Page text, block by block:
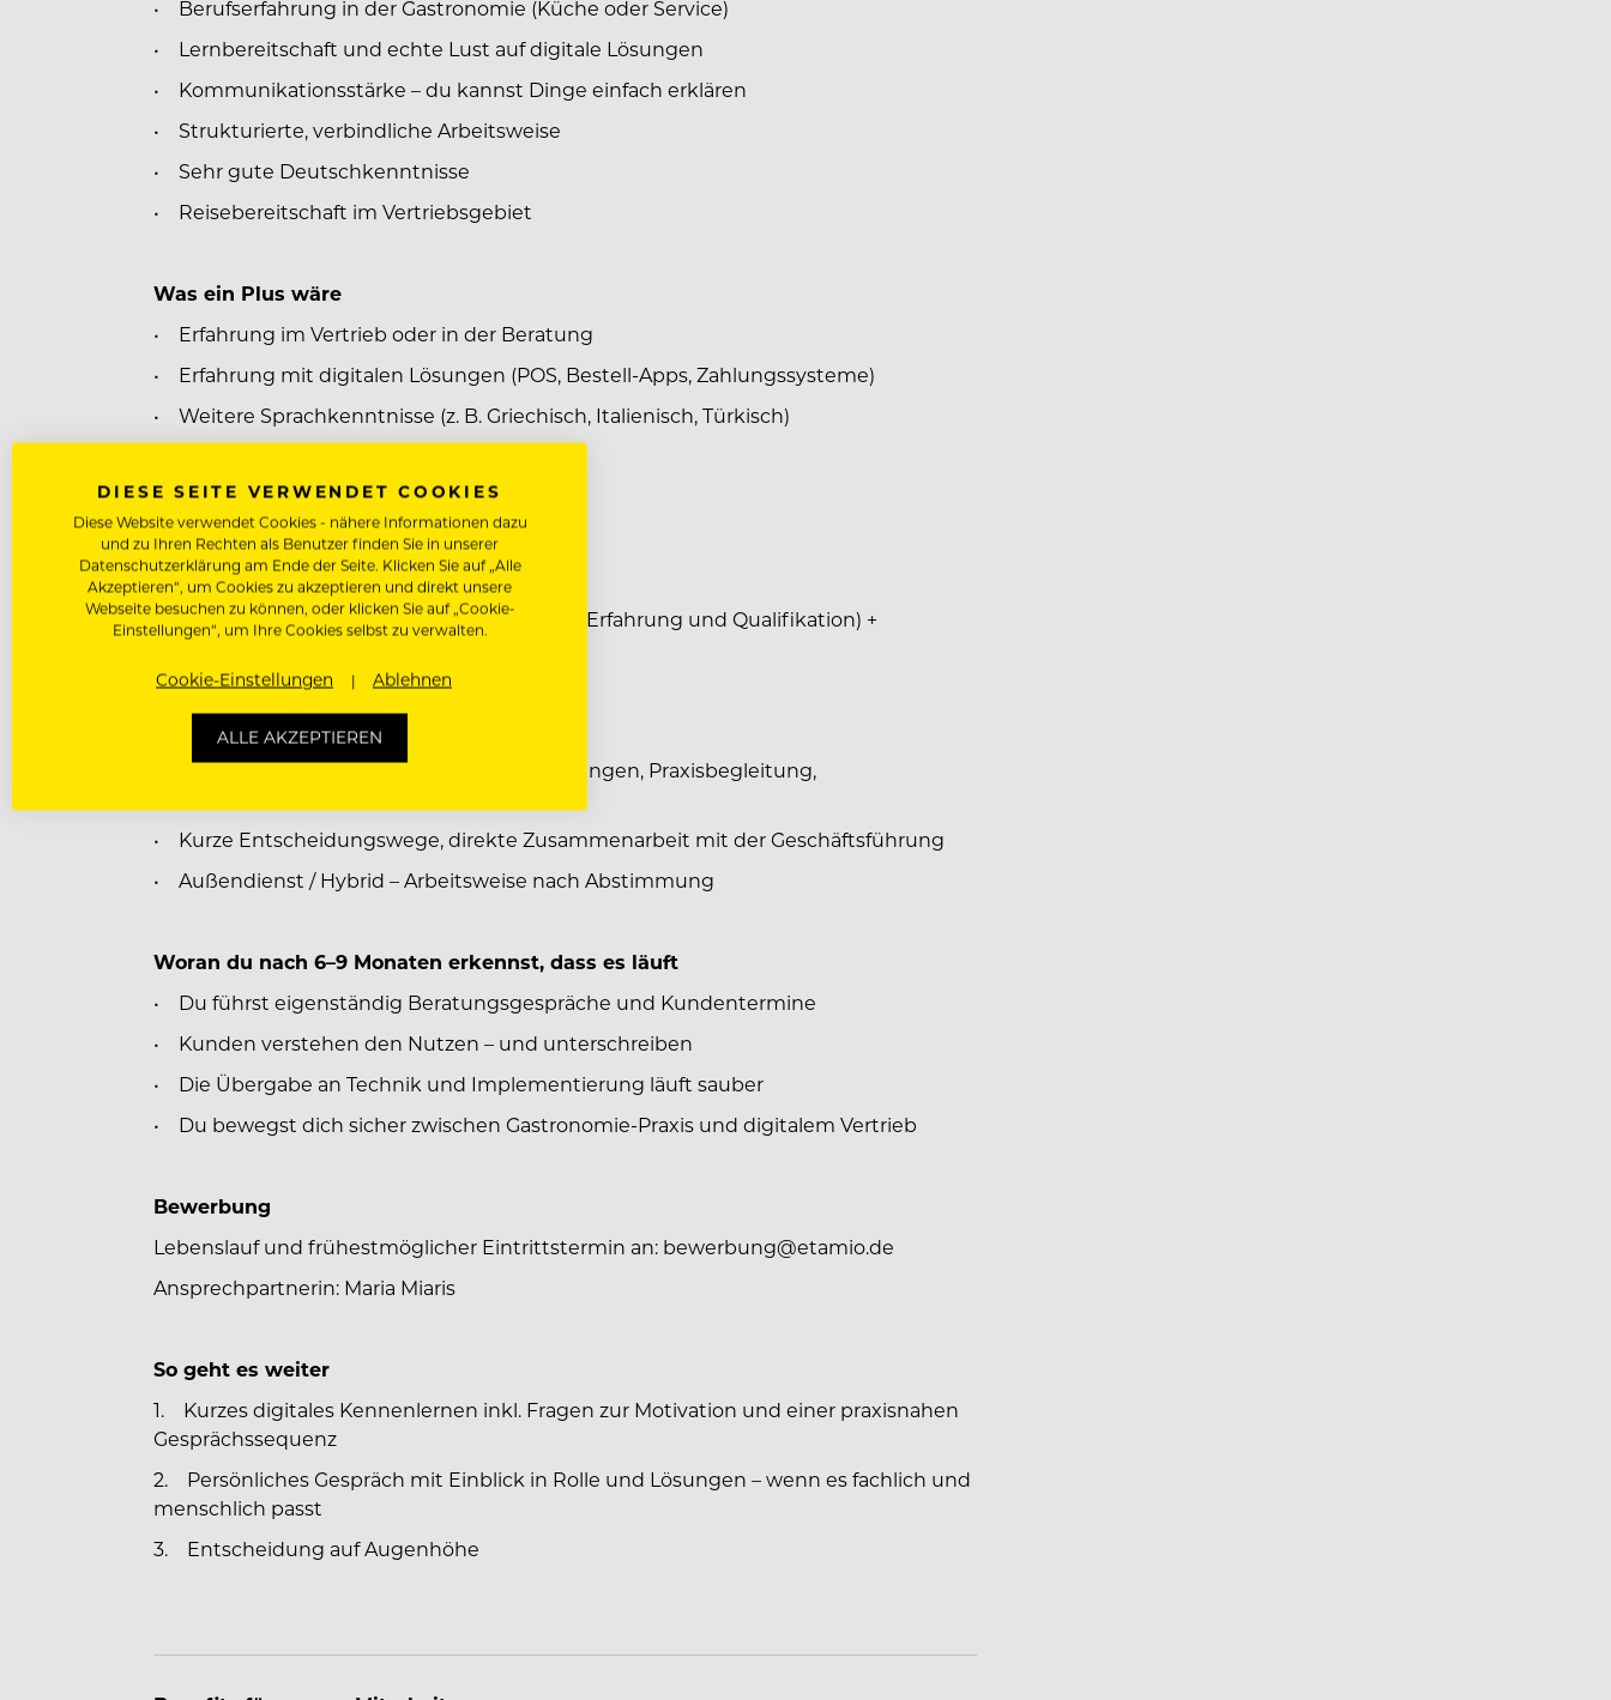
• Berufserfahrung in der Gastronomie (Küche oder Service)
• Lernbereitschaft und echte Lust auf digitale Lösungen
• Kommunikationsstärke – du kannst Dinge einfach erklären
• Strukturierte, verbindliche Arbeitsweise
• Sehr gute Deutschkenntnisse
• Reisebereitschaft im Vertriebsgebiet
Was ein Plus wäre
• Erfahrung im Vertrieb oder in der Beratung
• Erfahrung mit digitalen Lösungen (POS, Bestell-Apps, Zahlungssysteme)
• Weitere Sprachkenntnisse (z. B. Griechisch, Italienisch, Türkisch)
Was wir bieten
• Unbefristete Festanstellung
• Fixgehalt 36.000–48.000 € (abhängig von Erfahrung und Qualifikation) +
ungedeckelte Provision
• Dienstfahrzeug zur privaten Nutzung
• Freitag mit verkürzter Arbeitszeit
• Strukturierte Einarbeitung: Produktschulungen, Praxisbegleitung,
• Kurze Entscheidungswege, direkte Zusammenarbeit mit der Geschäftsführung
• Außendienst / Hybrid – Arbeitsweise nach Abstimmung
Woran du nach 6–9 Monaten erkennst, dass es läuft
• Du führst eigenständig Beratungsgespräche und Kundentermine
• Kunden verstehen den Nutzen – und unterschreiben
• Die Übergabe an Technik und Implementierung läuft sauber
• Du bewegst dich sicher zwischen Gastronomie-Praxis und digitalem Vertrieb
Bewerbung
Lebenslauf und frühestmöglicher Eintrittstermin an: bewerbung@etamio.de
Ansprechpartnerin: Maria Miaris
So geht es weiter
1. Kurzes digitales Kennenlernen inkl. Fragen zur Motivation und einer praxisnahen
Gesprächssequenz
2. Persönliches Gespräch mit Einblick in Rolle und Lösungen – wenn es fachlich und
menschlich passt
3. Entscheidung auf Augenhöhe
DIESE SEITE VERWENDET COOKIES
Diese Website verwendet Cookies - nähere Informationen dazu
und zu Ihren Rechten als Benutzer finden Sie in unserer
Datenschutzerklärung am Ende der Seite. Klicken Sie auf „Alle
Akzeptieren“, um Cookies zu akzeptieren und direkt unsere
Webseite besuchen zu können, oder klicken Sie auf „Cookie-
Einstellungen“, um Ihre Cookies selbst zu verwalten.
Cookie-Einstellungen Ablehnen
ALLE AKZEPTIEREN